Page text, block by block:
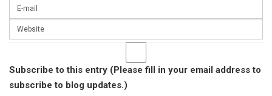
Subscribe to this entry (Please fill in your email address to
subscribe to blog updates.)